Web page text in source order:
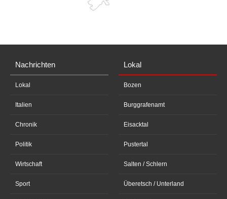
Nachrichten
Lokal
Italien
Chronik
Politik
Wirtschaft
Sport
Lokal
Bozen
Burggrafenamt
Eisacktal
Pustertal
Salten / Schlern
Überetsch / Unterland